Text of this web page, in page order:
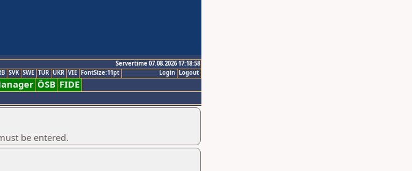
Servertime 07.08.2026 17:18:58
Logout
Login
SVK SWE TUR UKR VIE FontSize:11pt
ÖSB FIDE
be entered.